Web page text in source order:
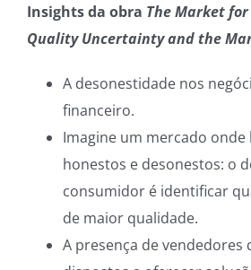
Insights da obra The Market for
Quality Uncertainty and the
A desonestidade nos
financeiro.
Imagine um mercado onde
honestos e desonestos: o
consumidor é identificar
de maior qualidade.
A presença de vendedores